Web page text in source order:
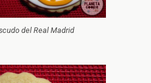
del Real Madrid